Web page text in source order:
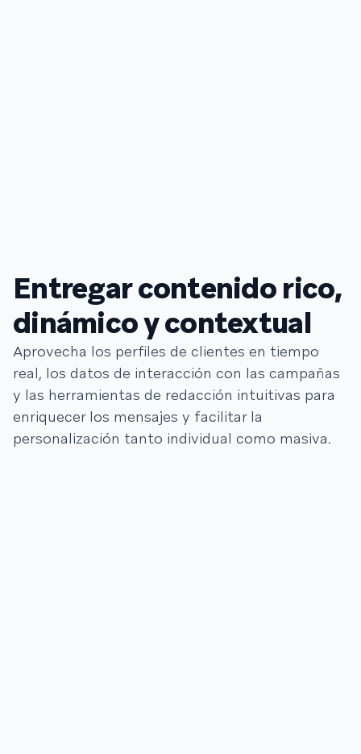
Entregar contenido rico,
dinámico y contextual
Aprovecha los perfiles de clientes en tiempo
real, los datos de interacción con las campañas
y las herramientas de redacción intuitivas para
enriquecer los mensajes y facilitar la
personalización tanto individual como masiva.